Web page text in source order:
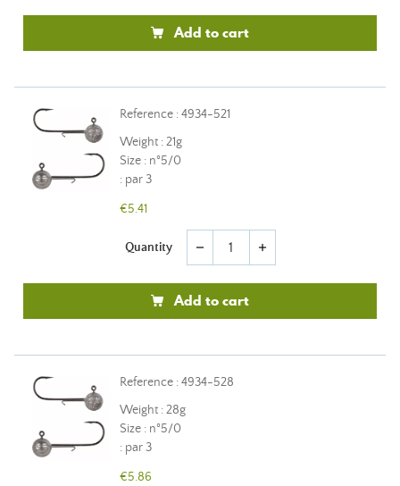
Add to cart
Reference : 4934-521
Weight : 21g
Size : n°5/0
: par 3
€5.41
Quantity remove add
Add to cart
Reference : 4934-528
Weight : 28g
Size : n°5/0
: par 3
€5.86